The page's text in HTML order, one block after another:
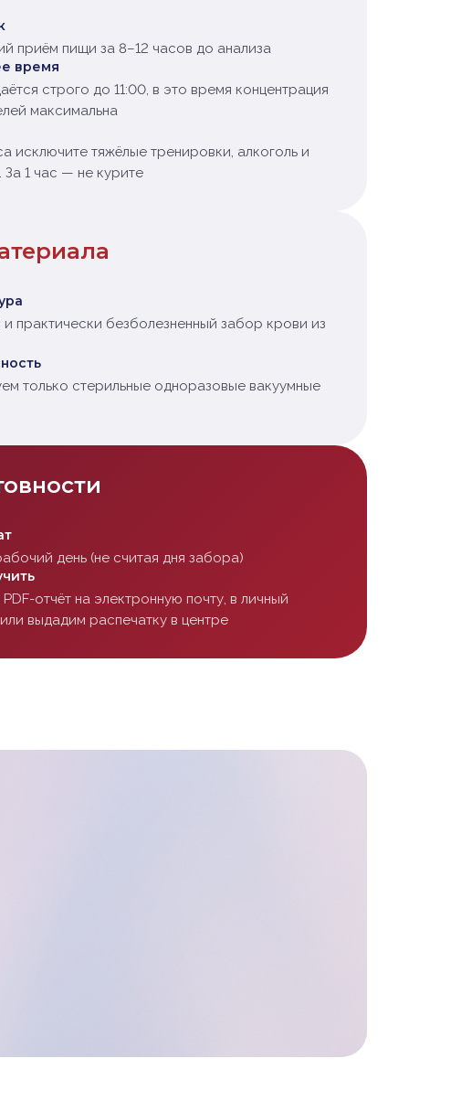
приём пищи за 8–12 часов до анализа
время
строго до 11:00, в это время концентрация
максимальна
исключите тяжёлые тренировки, алкоголь и
За 1 час — не курите
практически безболезненный забор крови из
только стерильные одноразовые вакуумные
день (не считая дня забора)
отчёт на электронную почту, в личный
выдадим распечатку в центре